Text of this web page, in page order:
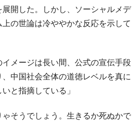
展開した。しかし、ソーシャルメデ
の世論は冷ややかな反応を示して
メージは長い間、公式の宣伝手段
中国社会全体の道徳レベルを真に
と指摘している」
そうでしょう。生きるか死ぬかで